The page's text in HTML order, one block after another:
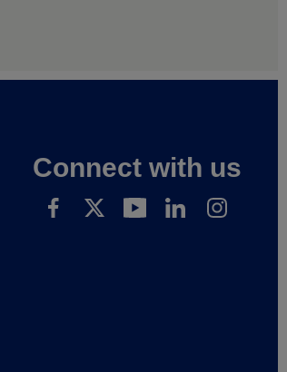
Connect with us